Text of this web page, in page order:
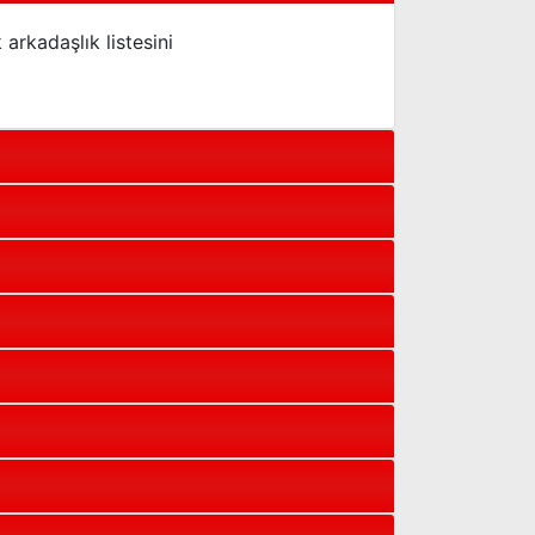
arkadaşlık listesini